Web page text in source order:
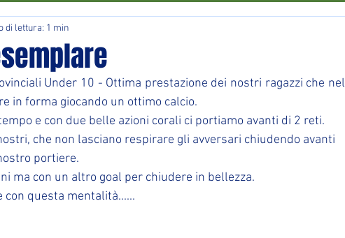
di lettura: 1 min
Under 10 - Ottima prestazione dei nostri ragazzi che nel
in forma giocando un ottimo calcio.
e con due belle azioni corali ci portiamo avanti di 2 reti.
che non lasciano respirare gli avversari chiudendo avanti
portiere.
ma con un altro goal per chiudere in bellezza.
con questa mentalità......